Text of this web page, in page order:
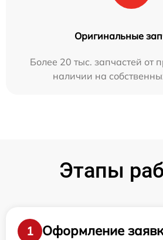
Оригинальные
Более 20 тыс. запчастей от
наличии на
Этапы
1
Оформление